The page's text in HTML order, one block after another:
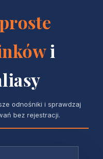
i
odnośniki i sprawdzaj
bez rejestracji.